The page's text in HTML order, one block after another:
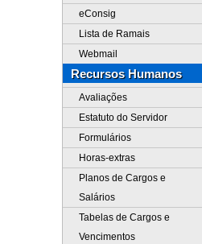
eConsig
Lista de Ramais
Webmail
Recursos Humanos
Avaliações
Estatuto do Servidor
Formulários
Horas-extras
Planos de Cargos e
Salários
Tabelas de Cargos e
Vencimentos